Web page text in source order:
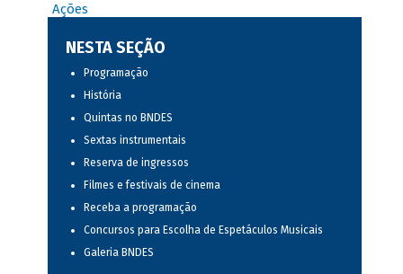
Ações
NESTA SEÇÃO
Programação
História
Quintas no BNDES
Sextas instrumentais
Reserva de ingressos
Filmes e festivais de cinema
Receba a programação
Concursos para Escolha de Espetáculos Musicais
Galeria BNDES